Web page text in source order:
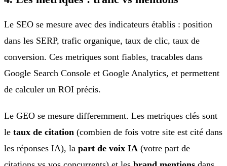
Le SEO se mesure avec des indicateurs établis : position
dans les SERP, trafic organique, taux de clic, taux de
conversion. Ces metriques sont fiables, tracables dans
Google Search Console et Google Analytics, et permettent
de calculer un ROI précis.
Le GEO se mesure differemment. Les metriques clés sont
le taux de citation (combien de fois votre site est cité dans
les réponses IA), la part de voix IA (votre part de